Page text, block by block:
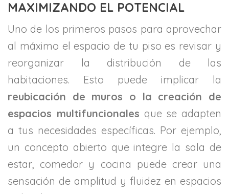
MAXIMIZANDO EL POTENCIAL
Uno de los primeros pasos para aprovechar
al máximo el espacio de tu piso es revisar y
reorganizar la distribución de las
habitaciones. Esto puede implicar la
reubicación de muros o la creación de
espacios multifuncionales que se adapten
a tus necesidades específicas. Por ejemplo,
un concepto abierto que integre la sala de
estar, comedor y cocina puede crear una
sensación de amplitud y fluidez en espacios